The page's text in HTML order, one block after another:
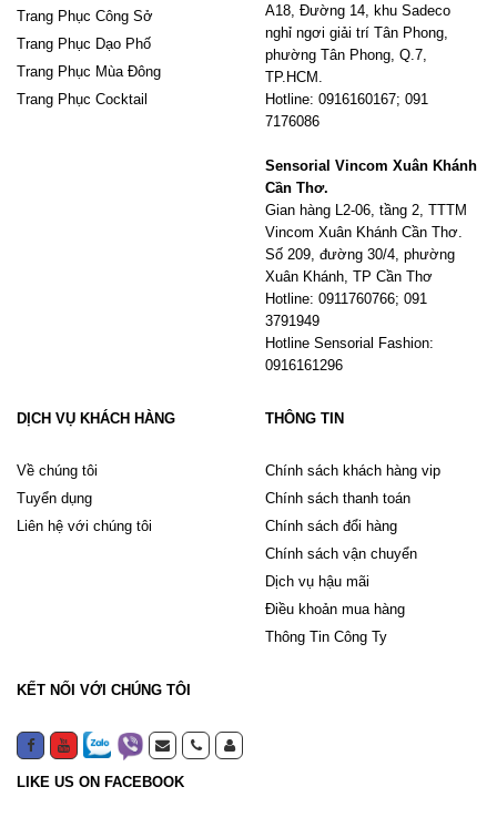
Trang Phục Công Sở
Trang Phục Dạo Phố
Trang Phục Mùa Đông
Trang Phục Cocktail
A18, Đường 14, khu Sadeco
nghỉ ngơi giải trí Tân Phong,
phường Tân Phong, Q.7,
TP.HCM.
Hotline: 0916160167; 091
7176086
Sensorial Vincom Xuân Khánh
Cần Thơ.
Gian hàng L2-06, tầng 2, TTTM
Vincom Xuân Khánh Cần Thơ.
Số 209, đường 30/4, phường
Xuân Khánh, TP Cần Thơ
Hotline: 0911760766; 091
3791949
Hotline Sensorial Fashion:
0916161296
DỊCH VỤ KHÁCH HÀNG
Về chúng tôi
Tuyển dụng
Liên hệ với chúng tôi
THÔNG TIN
Chính sách khách hàng vip
Chính sách thanh toán
Chính sách đổi hàng
Chính sách vận chuyển
Dịch vụ hậu mãi
Điều khoản mua hàng
Thông Tin Công Ty
KẾT NỐI VỚI CHÚNG TÔI
LIKE US ON FACEBOOK